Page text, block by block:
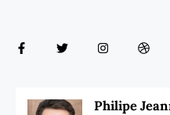
Philipe